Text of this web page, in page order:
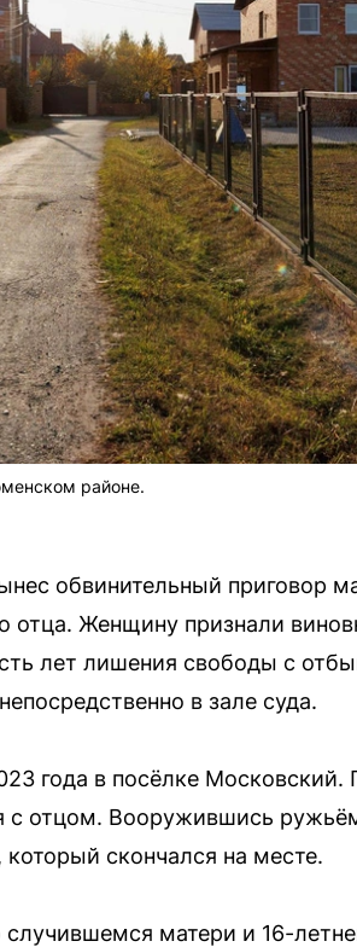
районе.
обвинительный приговор
отца. Женщину признали
лет лишения свободы с
в зале суда.
года в посёлке
с отцом. Вооружившись
скончался на месте.
матери и 16-